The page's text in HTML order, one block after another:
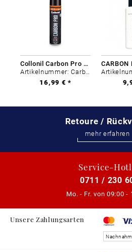
Collonil Carbon Pro 400 ml
Artikelnummer: Carbon-0
16,99 € *
Retoure /
mehr erfahren
Service-
0711 / 230
Mo. - Fr. von 09:00 -
Unsere Zahlungsarten